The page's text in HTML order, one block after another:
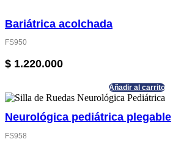
Bariátrica acolchada
FS950
$ 1.220.000
Añadir al carrito
Neurológica pediátrica plegable
FS958